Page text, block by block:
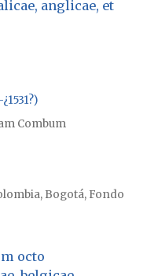
anglicae, et
Combum
Bogotá, Fondo
octo